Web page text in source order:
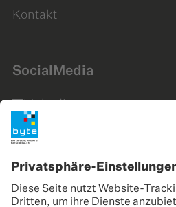
Kontakt
SocialMedia
Instagram
YouTube